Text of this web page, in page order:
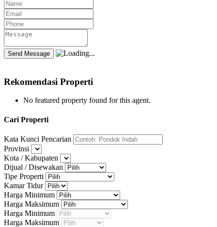
Rekomendasi Properti
No featured property found for this agent.
Cari Properti
Kata Kunci Pencarian
Provinsi
Kota / Kabupaten
Dijual / Disewakan
Tipe Properti
Kamar Tidur
Harga Minimum
Harga Maksimum
Harga Minimum
Harga Maksimum